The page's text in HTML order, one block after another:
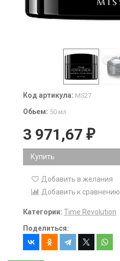
Код артикула: MS27
Обьем: 50 мл
3 971,67 ₽
Купить
Добавить в желания
Добавить к сравнению
Категории: Time Revolution
Поделиться: